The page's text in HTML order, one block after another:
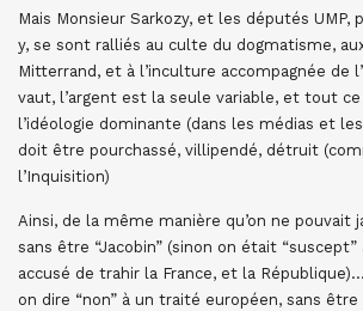
Mais Monsieur Sarkozy, et les députés UMP,
y, se sont ralliés au culte du dogmatisme,
Mitterrand, et à l’inculture accompagnée de
vaut, l’argent est la seule variable, et tout
l’idéologie dominante (dans les médias et
doit être pourchassé, villipendé, détruit
l’Inquisition)
Ainsi, de la même manière qu’on ne pouvait
sans être “Jacobin” (sinon on était
accusé de trahir la France, et la
on dire “non” à un traité européen, sans